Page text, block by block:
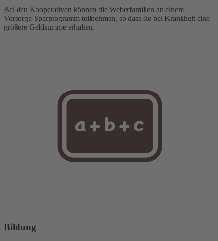
Bei den Kooperativen können die Weberfamilien an einem
Vorsorge-Sparprogramm teilnehmen, so dass sie bei Krankheit eine
größere Geldsumme erhalten.
Bildung